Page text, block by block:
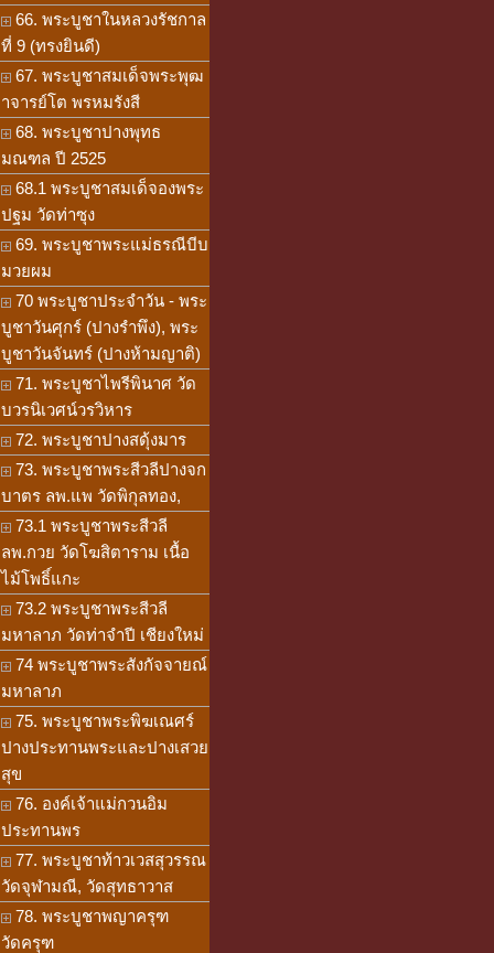
66. พระบูชาในหลวงรัชกาล
ที่ 9 (ทรงยินดี)
67. พระบูชาสมเด็จพระพุฒ
าจารย์โต พรหมรังสี
68. พระบูชาปางพุทธ
มณฑล ปี 2525
68.1 พระบูชาสมเด็จองพระ
ปฐม วัดท่าซุง
69. พระบูชาพระแม่ธรณีบีบ
มวยผม
70 พระบูชาประจำวัน - พระ
บูชาวันศุกร์ (ปางรำพึง), พระ
บูชาวันจันทร์ (ปางห้ามญาติ)
71. พระบูชาไพรีพินาศ วัด
บวรนิเวศน์วรวิหาร
72. พระบูชาปางสดุ้งมาร
73. พระบูชาพระสีวลีปางจก
บาตร ลพ.แพ วัดพิกุลทอง,
73.1 พระบูชาพระสีวลี
ลพ.กวย วัดโฆสิตาราม เนื้อ
ไม้โพธิ์แกะ
73.2 พระบูชาพระสีวลี
มหาลาภ วัดท่าจำปี เชียงใหม่
74 พระบูชาพระสังกัจจายณ์
มหาลาภ
75. พระบูชาพระพิฆเณศร์
ปางประทานพระและปางเสวย
สุข
76. องค์เจ้าแม่กวนอิม
ประทานพร
77. พระบูชาท้าวเวสสุวรรณ
วัดจุฬามณี, วัดสุทธาวาส
78. พระบูชาพญาครุฑ
วัดครุฑ